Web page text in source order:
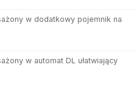
w dodatkowy pojemnik na
w automat DL ułatwiający